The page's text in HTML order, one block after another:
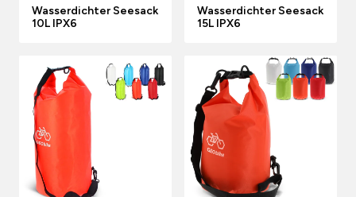
Wasserdichter Seesack
10L IPX6
Wasserdichter Seesack
15L IPX6